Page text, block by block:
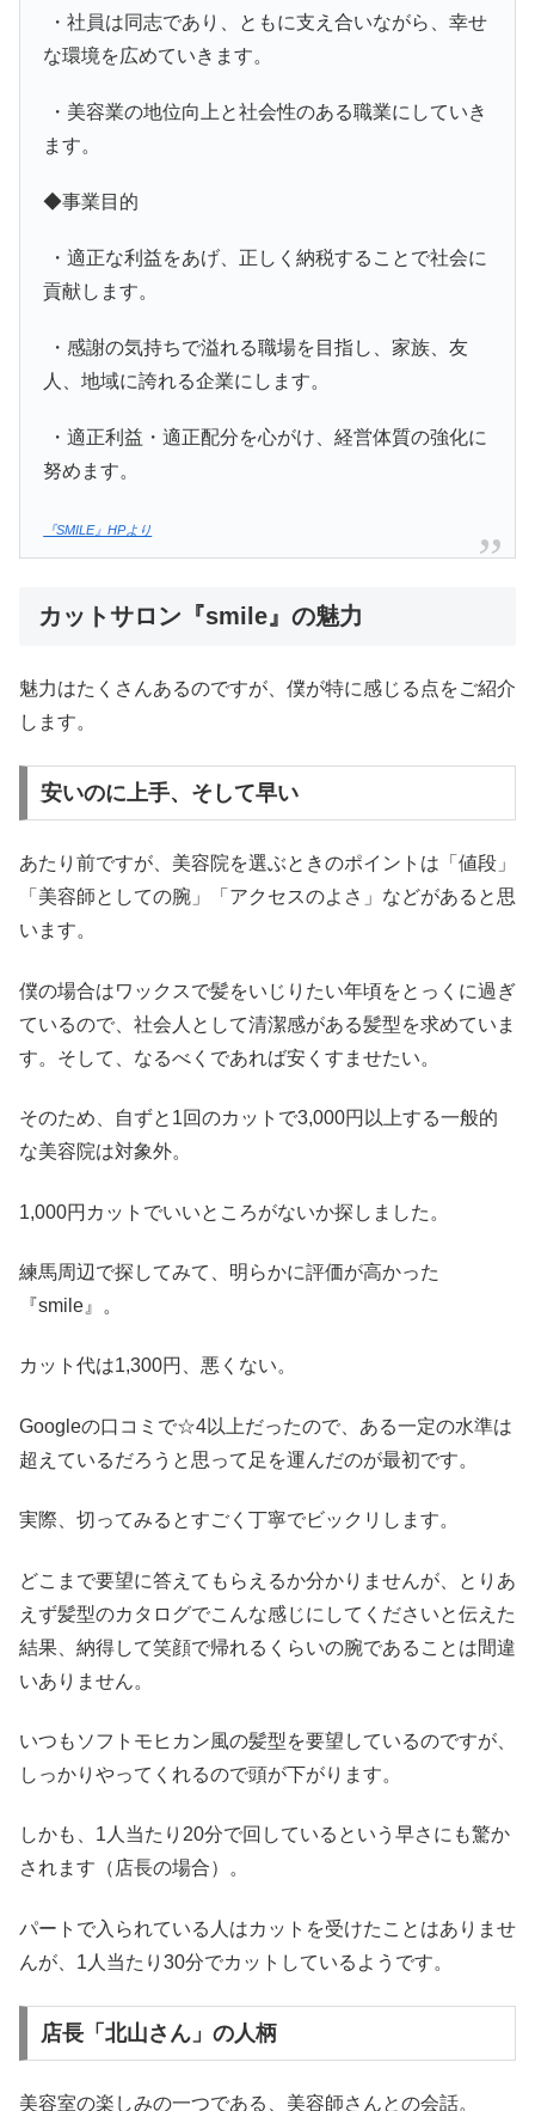
・社員は同志であり、ともに支え合いながら、幸せ
な環境を広めていきます。
・美容業の地位向上と社会性のある職業にしていき
ます。
◆事業目的
・適正な利益をあげ、正しく納税することで社会に
貢献します。
・感謝の気持ちで溢れる職場を目指し、家族、友
人、地域に誇れる企業にします。
・適正利益・適正配分を心がけ、経営体質の強化に
努めます。
『SMILE』HPより
カットサロン『smile』の魅力
魅力はたくさんあるのですが、僕が特に感じる点をご紹介
します。
安いのに上手、そして早い
あたり前ですが、美容院を選ぶときのポイントは「値段」
「美容師としての腕」「アクセスのよさ」などがあると思
います。
僕の場合はワックスで髪をいじりたい年頃をとっくに過ぎ
ているので、社会人として清潔感がある髪型を求めていま
す。そして、なるべくであれば安くすませたい。
そのため、自ずと1回のカットで3,000円以上する一般的
な美容院は対象外。
1,000円カットでいいところがないか探しました。
練馬周辺で探してみて、明らかに評価が高かった
『smile』。
カット代は1,300円、悪くない。
Googleの口コミで☆4以上だったので、ある一定の水準は
超えているだろうと思って足を運んだのが最初です。
実際、切ってみるとすごく丁寧でビックリします。
どこまで要望に答えてもらえるか分かりませんが、とりあ
えず髪型のカタログでこんな感じにしてくださいと伝えた
結果、納得して笑顔で帰れるくらいの腕であることは間違
いありません。
いつもソフトモヒカン風の髪型を要望しているのですが、
しっかりやってくれるので頭が下がります。
しかも、1人当たり20分で回しているという早さにも驚か
されます（店長の場合）。
パートで入られている人はカットを受けたことはありませ
んが、1人当たり30分でカットしているようです。
店長「北山さん」の人柄
美容室の楽しみの一つである、美容師さんとの会話。